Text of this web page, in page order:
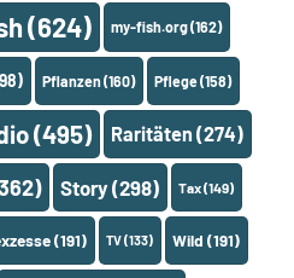
(624) my-fish.org(162)
Pflanzen(160) Pflege(158)
(495) Raritäten (274)
Story (298) Tax(149)
(191) TV(133) Wild (191)